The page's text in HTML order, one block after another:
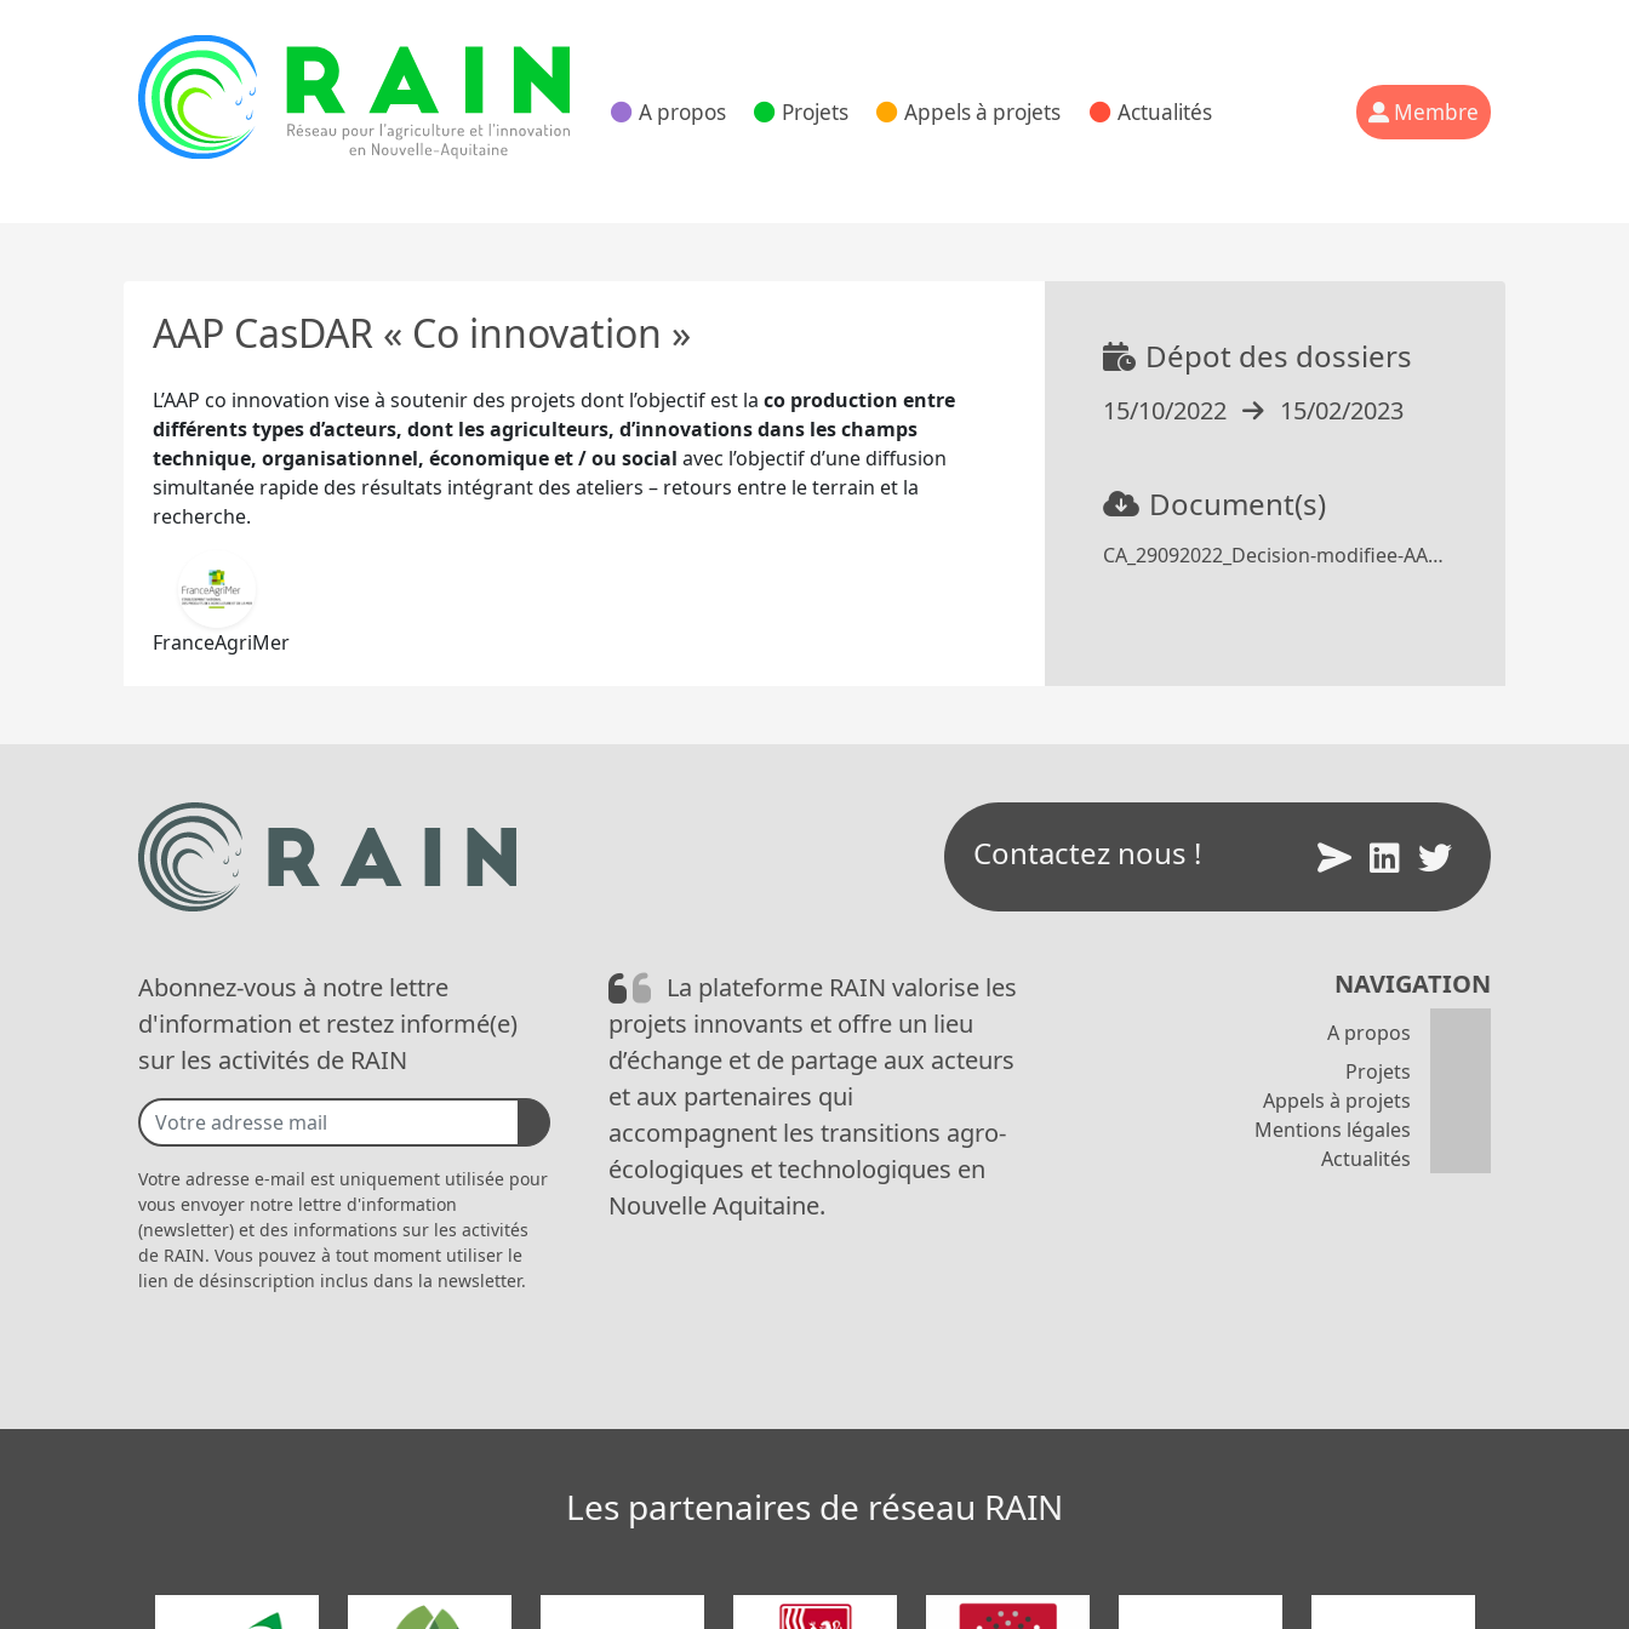
A propos Projets Appels à projets Actualités Membre
AAP CasDAR « Co innovation »
L’AAP co innovation vise à soutenir des projets dont l’objectif est la co production entre
différents types d’acteurs, dont les agriculteurs, d’innovations dans les champs
technique, organisationnel, économique et / ou social avec l’objectif d’une diffusion
simultanée rapide des résultats intégrant des ateliers – retours entre le terrain et la
recherche.
FranceAgriMer
Dépot des dossiers
15/10/2022 15/02/2023
Document(s)
CA_29092022_Decision-modifiee-AAP-CASDAR-2023_Coinnovation.pdf
Contactez nous !
Abonnez-vous à notre lettre
d'information et restez informé(e)
sur les activités de RAIN
Votre adresse e-mail est uniquement utilisée pour
vous envoyer notre lettre d'information
(newsletter) et des informations sur les activités
de RAIN. Vous pouvez à tout moment utiliser le
lien de désinscription inclus dans la newsletter.
La plateforme RAIN valorise les
projets innovants et offre un lieu
d’échange et de partage aux acteurs
et aux partenaires qui
accompagnent les transitions agro-
écologiques et technologiques en
Nouvelle Aquitaine.
NAVIGATION
A propos
Projets
Appels à projets
Mentions légales
Actualités
Les partenaires de réseau RAIN